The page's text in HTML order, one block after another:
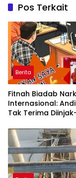
Pos Terkait
Berita
Fitnah Biadab
Internasional:
Tak Terima
Penyebar Hoaks ke
Kepri!